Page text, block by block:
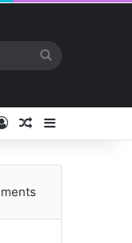
Log InRandom Article